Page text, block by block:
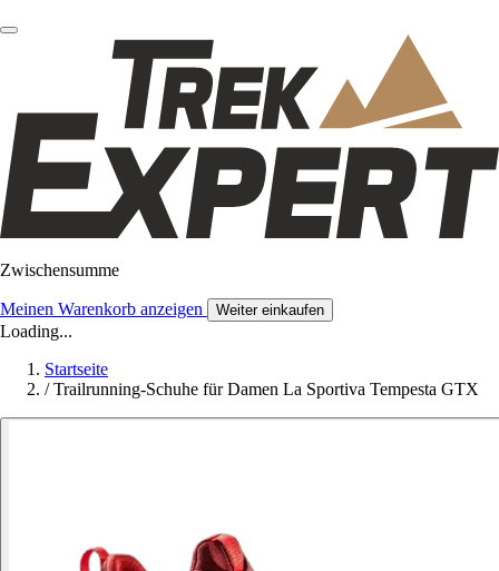
Zwischensumme
Meinen Warenkorb anzeigen Weiter einkaufen
Loading...
Startseite
/ Trailrunning-Schuhe für Damen La Sportiva Tempesta GTX